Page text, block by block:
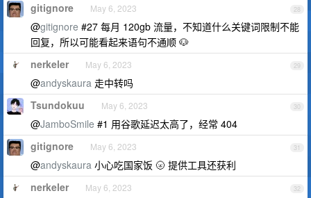
28
gitignore May 6, 2023
@gitignore #27 每月 120gb 流量，不知道什么关键词限制不能
回复，所以可能看起来语句不通顺 🐶
29
nerkeler May 6, 2023
@andyskaura 走中转吗
30
Tsundokuu May 6, 2023
@JamboSmile #1 用谷歌延迟太高了，经常 404
31
gitignore May 6, 2023
@andyskaura 小心吃国家饭 🌝 提供工具还获利
32
nerkeler May 6, 2023